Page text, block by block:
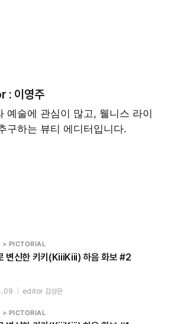
: 이영주
예술에 관심이 많고, 웰니스 라이
구하는 뷰티 에디터입니다.
> PICTORIAL
변신한 키키(KiiiKiii) 하음 화보 #2
editor 김상은
> PICTORIAL